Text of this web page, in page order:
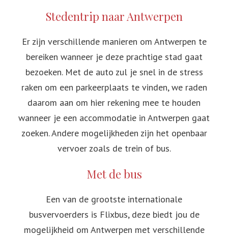
Stedentrip naar Antwerpen
Er zijn verschillende manieren om Antwerpen te
bereiken wanneer je deze prachtige stad gaat
bezoeken. Met de auto zul je snel in de stress
raken om een parkeerplaats te vinden, we raden
daarom aan om hier rekening mee te houden
wanneer je een accommodatie in Antwerpen gaat
zoeken. Andere mogelijkheden zijn het openbaar
vervoer zoals de trein of bus.
Met de bus
Een van de grootste internationale
busvervoerders is Flixbus, deze biedt jou de
mogelijkheid om Antwerpen met verschillende